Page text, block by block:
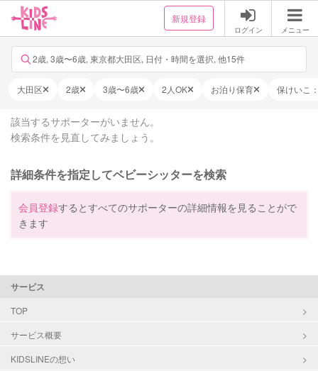
新規登録
ログイン メニュー
2歳, 3歳〜6歳, 東京都大田区, 日付・時間を選択, 他15件
大田区 2歳 3歳〜6歳 2人OK お泊り保育 保けいこ
該当するサポーターがいません。
検索条件を見直してみましょう。
詳細条件を指定してベビーシッターを検索
会員登録するとすべてのサポーターの詳細情報を見ることがで
きます
サービス
TOP
サービス概要
KIDSLINEの想い